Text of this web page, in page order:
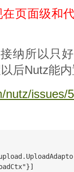
页面级和
纳所以只
后Nutz能
nutz/issues/